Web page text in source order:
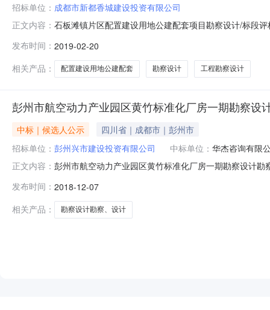
招标单位： 成都市新都香城建设投资有限公司
正文内容： 石板滩镇片区配置建设用地公建配套项目勘察设计/标段
计/标段)评标结果公示日期：2019-02-20项目及标段名
8301
发布时间： 2019-02-20
相关产品：
配置建设用地公建配套 勘察设计 工程勘察设计
彭州市航空动力产业园区黄竹标准化厂房一期勘察设
中标｜候选人公示
四川省｜成都市｜彭州市
招标单位： 彭州兴市建设投资有限公司 中标单位： 华杰咨询有限
正文内容： 彭州市航空动力产业园区黄竹标准化厂房一期勘察设计
评标结果公示日期：2018-12-07项目及标段名称彭州市
86
发布时间： 2018-12-07
相关产品：
勘察设计勘察、设计